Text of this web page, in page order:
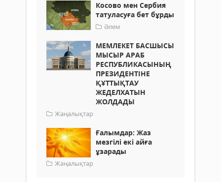
Косово мен Сербия
татуласуға бет бұрды
Әлем
МЕМЛЕКЕТ БАСШЫСЫ
МЫСЫР АРАБ
РЕСПУБЛИКАСЫНЫҢ
ПРЕЗИДЕНТІНЕ
ҚҰТТЫҚТАУ
ЖЕДЕЛХАТЫН
ЖОЛДАДЫ
Жаңалықтар
Ғалымдар: Жаз
мезгілі екі айға
ұзарады
Жаңалықтар